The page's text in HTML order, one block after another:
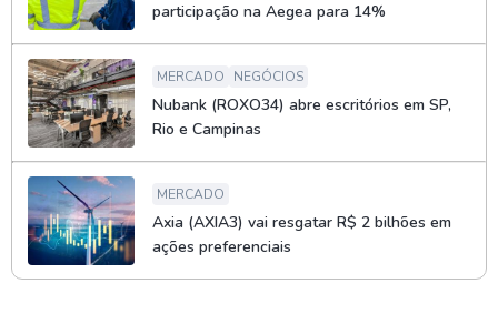
participação na Aegea para 14%
MERCADO NEGÓCIOS
Nubank (ROXO34) abre escritórios em SP,
Rio e Campinas
MERCADO
Axia (AXIA3) vai resgatar R$ 2 bilhões em
ações preferenciais